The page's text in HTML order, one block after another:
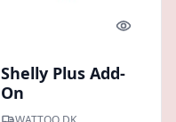
Quick
Shelly Plus Add-
On
tilfjelsesmodul,